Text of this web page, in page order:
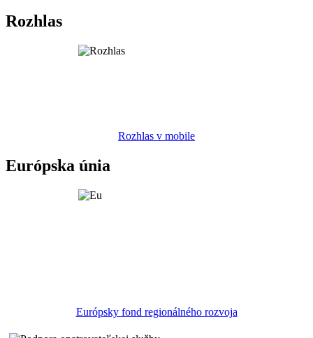
Rozhlas
Rozhlas v mobile
Európska únia
Európsky fond regionálného rozvoja